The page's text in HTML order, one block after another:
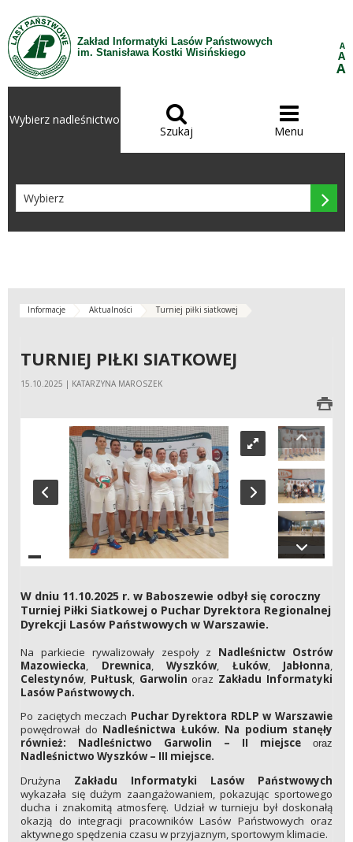
Przejdź do treści
Zakład Informatyki Lasów Państwowych
im. Stanisława Kostki Wisińskiego
A
A
A
Wybierz nadleśnictwo 
Szukaj

Menu

Informacje Aktualności Turniej piłki siatkowej
TURNIEJ PIŁKI SIATKOWEJ
15.10.2025 | KATARZYNA MAROSZEK
W dniu 11.10.2025 r. w Baboszewie odbył się coroczny
Turniej Piłki Siatkowej o Puchar Dyrektora Regionalnej
Dyrekcji Lasów Państwowych w Warszawie.
Na parkiecie rywalizowały zespoły z Nadleśnictw Ostrów
Mazowiecka, Drewnica, Wyszków, Łuków, Jabłonna,
Celestynów, Pułtusk, Garwolin oraz Zakładu Informatyki
Lasów Państwowych.
Po zaciętych meczach Puchar Dyrektora RDLP w Warszawie
powędrował do Nadleśnictwa Łuków. Na podium stanęły
również: Nadleśnictwo Garwolin – II miejsce oraz
Nadleśnictwo Wyszków – III miejsce.
Drużyna Zakładu Informatyki Lasów Państwowych
wykazała się dużym zaangażowaniem, pokazując sportowego
ducha i znakomitą atmosferę. Udział w turnieju był doskonałą
okazją do integracji pracowników Lasów Państwowych oraz
aktywnego spędzenia czasu w przyjaznym, sportowym klimacie.